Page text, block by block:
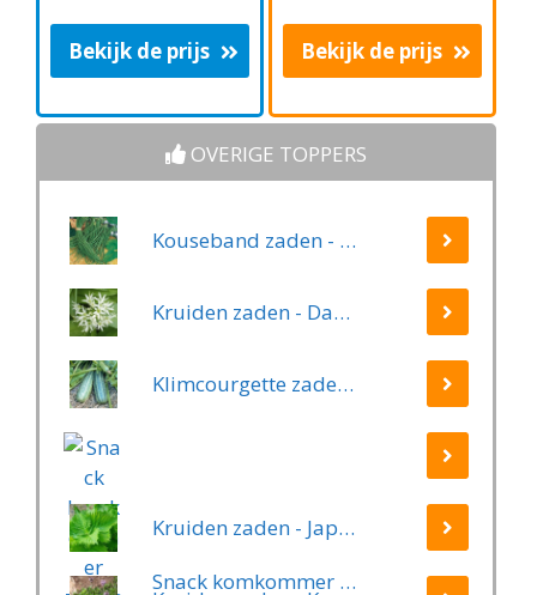
Bekijk de prijs Bekijk de prijs
OVERIGE TOPPERS
Kouseband zaden - Yard Long
Kruiden zaden - Daslook
Klimcourgette zaden - Long Green Trailing
Snack komkommer zaden - Patio Snacker
Kruiden zaden - Japanse Basilicum groen (Shiso, Perilla)